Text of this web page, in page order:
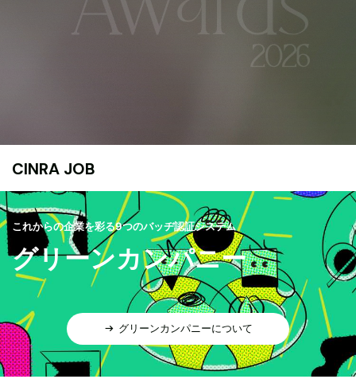
CINRA JOB
これからの企業を彩る9つのバッヂ認証システム
グリーンカンパニー
グリーンカンパニーについて